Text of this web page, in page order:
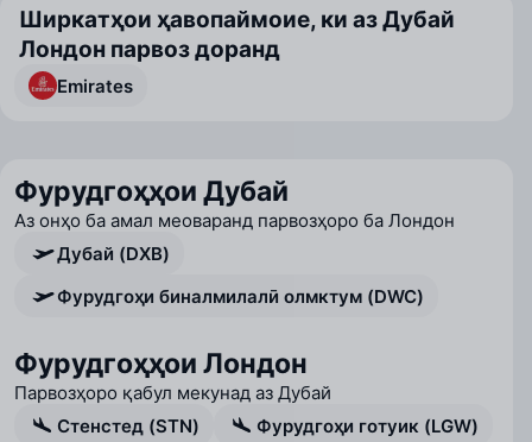
Ширкатҳои ҳавопаймоие, ки аз Дубай
Лондон парвоз доранд
Emirates
Фурудгоҳҳои Дубай
Аз онҳо ба амал меоваранд парвозҳоро ба Лондон
Дубай (DXB)
Фурудгоҳи биналмилалӣ олмктум (DWC)
Фурудгоҳҳои Лондон
Парвозҳоро қабул мекунад аз Дубай
Стенстед (STN)
Фурудгоҳи готуик (LGW)